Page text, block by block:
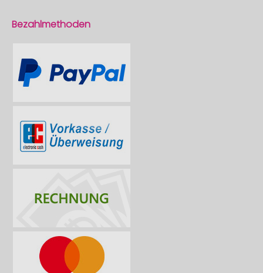
Bezahlmethoden